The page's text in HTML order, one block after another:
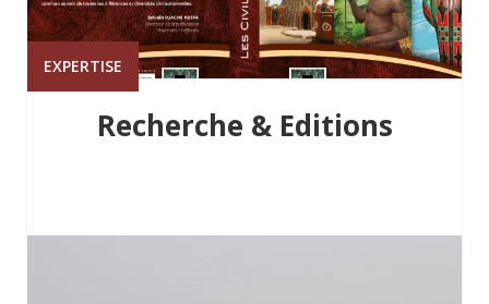
EXPERTISE
Recherche & Editions